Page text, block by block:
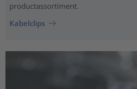
productassortiment.
Kabelclips